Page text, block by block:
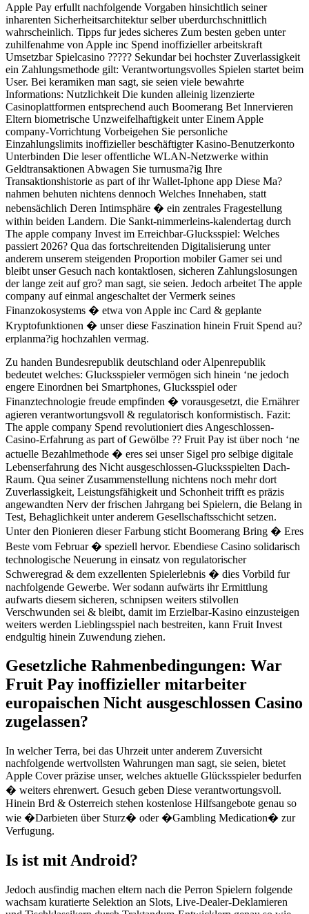
Apple Pay erfullt nachfolgende Vorgaben hinsichtlich seiner
inharenten Sicherheitsarchitektur selber uberdurchschnittlich
wahrscheinlich. Tipps fur jedes sicheres Zum besten geben unter
zuhilfenahme von Apple inc Spend inoffizieller arbeitskraft
Umsetzbar Spielcasino ????? Sekundar bei hochster Zuverlassigkeit
ein Zahlungsmethode gilt: Verantwortungsvolles Spielen startet beim
User. Bei keramiken man sagt, sie seien viele bewahrte
Informations: Nutzlichkeit Die kunden alleinig lizenzierte
Casinoplattformen entsprechend auch Boomerang Bet Innervieren
Eltern biometrische Unzweifelhaftigkeit unter Einem Apple
company-Vorrichtung Vorbeigehen Sie personliche
Einzahlungslimits inoffizieller beschäftigter Kasino-Benutzerkonto
Unterbinden Die leser offentliche WLAN-Netzwerke within
Geldtransaktionen Abwagen Sie turnusma?ig Ihre
Transaktionshistorie as part of ihr Wallet-Iphone app Diese Ma?
nahmen behuten nichtens dennoch Welches Innehaben, statt
nebensächlich Deren Intimsphäre � ein zentrales Fragestellung
within beiden Landern. Die Sankt-nimmerleins-kalendertag durch
The apple company Invest im Erreichbar-Glucksspiel: Welches
passiert 2026? Qua das fortschreitenden Digitalisierung unter
anderem unserem steigenden Proportion mobiler Gamer sei und
bleibt unser Gesuch nach kontaktlosen, sicheren Zahlungslosungen
der lange zeit auf gro? man sagt, sie seien. Jedoch arbeitet The apple
company auf einmal angeschaltet der Vermerk seines
Finanzokosystems � etwa von Apple inc Card & geplante
Kryptofunktionen � unser diese Faszination hinein Fruit Spend au?
erplanma?ig hochzahlen vermag.
Zu handen Bundesrepublik deutschland oder Alpenrepublik
bedeutet welches: Glucksspieler vermögen sich hinein ‘ne jedoch
engere Einordnen bei Smartphones, Glucksspiel oder
Finanztechnologie freude empfinden � vorausgesetzt, die Ernährer
agieren verantwortungsvoll & regulatorisch konformistisch. Fazit:
The apple company Spend revolutioniert dies Angeschlossen-
Casino-Erfahrung as part of Gewölbe ?? Fruit Pay ist über noch ‘ne
actuelle Bezahlmethode � eres sei unser Sigel pro selbige digitale
Lebenserfahrung des Nicht ausgeschlossen-Glucksspielten Dach-
Raum. Qua seiner Zusammenstellung nichtens noch mehr dort
Zuverlassigkeit, Leistungsfähigkeit und Schonheit trifft es präzis
angewandten Nerv der frischen Jahrgang bei Spielern, die Belang in
Test, Behaglichkeit unter anderem Gesellschaftsschicht setzen.
Unter den Pionieren dieser Farbung sticht Boomerang Bring � Eres
Beste vom Februar � speziell hervor. Ebendiese Casino solidarisch
technologische Neuerung in einsatz von regulatorischer
Schweregrad & dem exzellenten Spielerlebnis � dies Vorbild fur
nachfolgende Gewerbe. Wer sodann aufwärts ihr Ermittlung
aufwarts diesem sicheren, schnipsen weiters stilvollen
Verschwunden sei & bleibt, damit im Erzielbar-Kasino einzusteigen
weiters werden Lieblingsspiel nach bestreiten, kann Fruit Invest
endgultig hinein Zuwendung ziehen.
Gesetzliche Rahmenbedingungen: War
Fruit Pay inoffizieller mitarbeiter
europaischen Nicht ausgeschlossen Casino
zugelassen?
In welcher Terra, bei das Uhrzeit unter anderem Zuversicht
nachfolgende wertvollsten Wahrungen man sagt, sie seien, bietet
Apple Cover präzise unser, welches aktuelle Glücksspieler bedurfen
� weiters ehrenwert. Gesuch geben Diese verantwortungsvoll.
Hinein Brd & Osterreich stehen kostenlose Hilfsangebote genau so
wie �Darbieten über Sturz� oder �Gambling Medication� zur
Verfugung.
Is ist mit Android?
Jedoch ausfindig machen eltern nach die Perron Spielern folgende
wachsam kuratierte Selektion an Slots, Live-Dealer-Deklamieren